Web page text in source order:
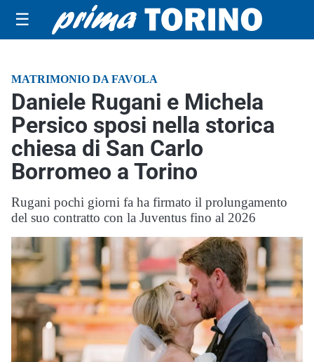
☰
MATRIMONIO DA FAVOLA
Daniele Rugani e Michela
Persico sposi nella storica
chiesa di San Carlo
Borromeo a Torino
Rugani pochi giorni fa ha firmato il prolungamento
del suo contratto con la Juventus fino al 2026